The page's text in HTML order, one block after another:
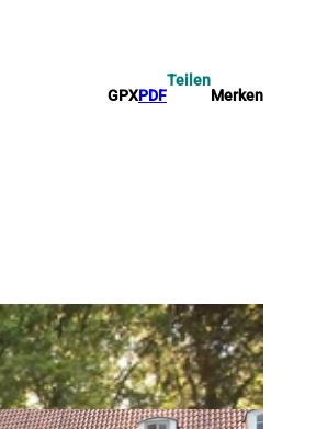
GPXPDF
Teilen
Merken